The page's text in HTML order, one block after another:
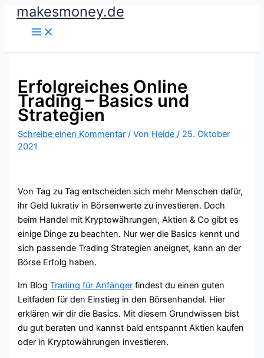
Zummakesmoney.de
Erfolgreiches Online
Trading – Basics und
Strategien
Schreibe einen Kommentar / Von Heide/ 25. Oktober
2021
Von Tag zu Tag entscheiden sich mehr Menschen dafür,
ihr Geld lukrativ in Börsenwerte zu investieren. Doch
beim Handel mit Kryptowährungen, Aktien & Co gibt es
einige Dinge zu beachten. Nur wer die Basics kennt und
sich passende Trading Strategien aneignet, kann an der
Börse Erfolg haben.
Im BlogTrading für Anfänger findest du einen guten
Leitfaden für den Einstieg in den Börsenhandel. Hier
erklären wir dir die Basics. Mit diesem Grundwissen bist
du gut beraten und kannst bald entspannt Aktien kaufen
oder in Kryptowährungen investieren.